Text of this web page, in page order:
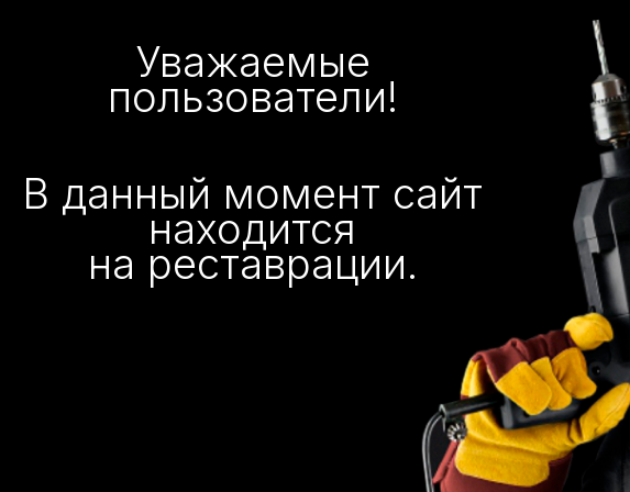
Уважаемые
пользователи!
В данный момент сайт
находится
на реставрации.